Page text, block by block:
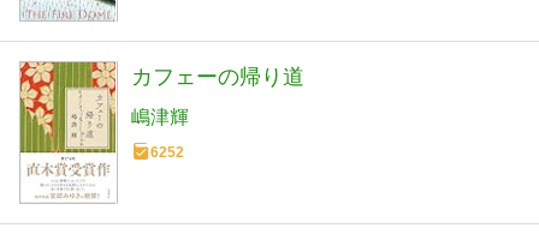
カフェーの帰り道
嶋津輝
6252